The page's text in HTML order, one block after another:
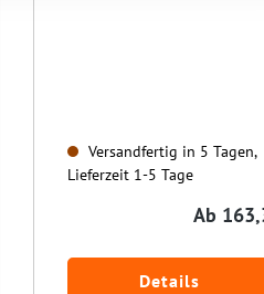
Versandfertig in 5 Tagen,
Lieferzeit 1-5 Tage
Ab
Details